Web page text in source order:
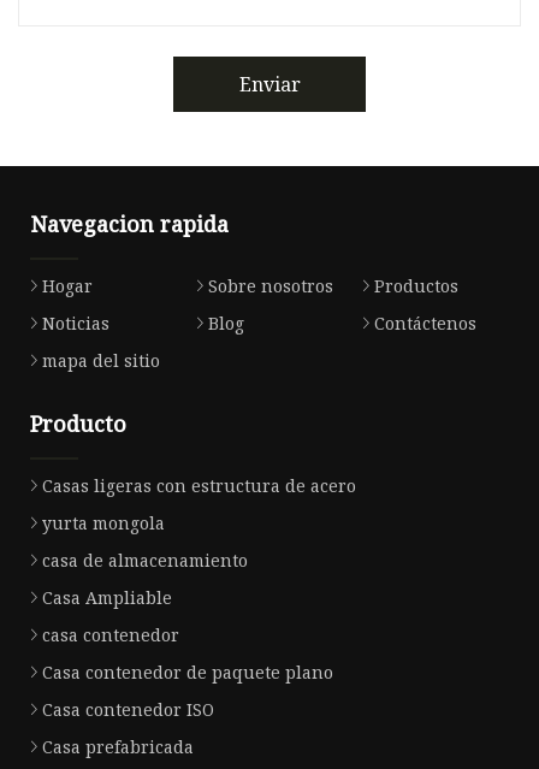
Enviar
Navegacion rapida
Hogar Sobre nosotros
Productos
Noticias
Blog
Contáctenos
mapa del sitio
Producto
Casas ligeras con estructura de acero
yurta mongola
casa de almacenamiento
Casa Ampliable
casa contenedor
Casa contenedor de paquete plano
Casa contenedor ISO
Casa prefabricada